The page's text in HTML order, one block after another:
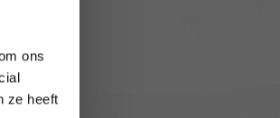
ons
ze heeft